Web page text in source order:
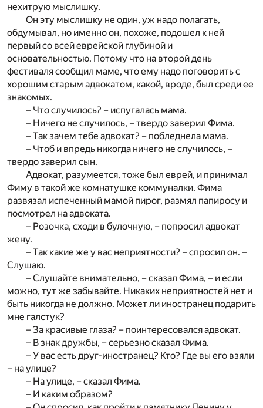
нехитрую мыслишку.
Он эту мыслишку не один, уж надо полагать,
обдумывал, но именно он, похоже, подошел к ней
первый со всей еврейской глубиной и
основательностью. Потому что на второй день
фестиваля сообщил маме, что ему надо поговорить с
хорошим старым адвокатом, какой, вроде, был среди ее
знакомых.
– Что случилось? – испугалась мама.
– Ничего не случилось, – твердо заверил Фима.
– Так зачем тебе адвокат? – побледнела мама.
– Чтоб и впредь никогда ничего не случилось, –
твердо заверил сын.
Адвокат, разумеется, тоже был еврей, и принимал
Фиму в такой же комнатушке коммуналки. Фима
развязал испеченный мамой пирог, размял папиросу и
посмотрел на адвоката.
– Розочка, сходи в булочную, – попросил адвокат
жену.
– Так какие же у вас неприятности? – спросил он. –
Слушаю.
– Слушайте внимательно, – сказал Фима, – и если
можно, тут же забывайте. Никаких неприятностей нет и
быть никогда не должно. Может ли иностранец подарить
мне галстук?
– За красивые глаза? – поинтересовался адвокат.
– В знак дружбы, – серьезно сказал Фима.
– У вас есть друг-иностранец? Кто? Где вы его взяли
– на улице?
– На улице, – сказал Фима.
– И каким образом?